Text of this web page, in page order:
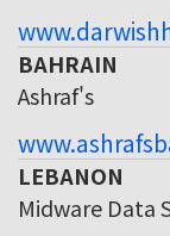
BAHRAIN
Ashraf's
LEBANON
Midware Data